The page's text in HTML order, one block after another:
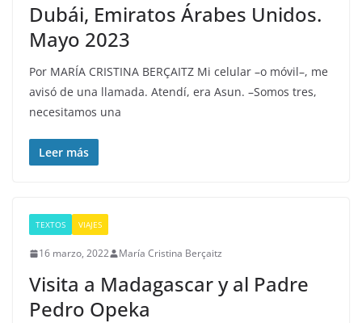
Dubái, Emiratos Árabes Unidos.
Mayo 2023
Por MARÍA CRISTINA BERÇAITZ Mi celular –o móvil–, me
avisó de una llamada. Atendí, era Asun. –Somos tres,
necesitamos una
Leer más
TEXTOS VIAJES
16 marzo, 2022 María Cristina Berçaitz
Visita a Madagascar y al Padre
Pedro Opeka